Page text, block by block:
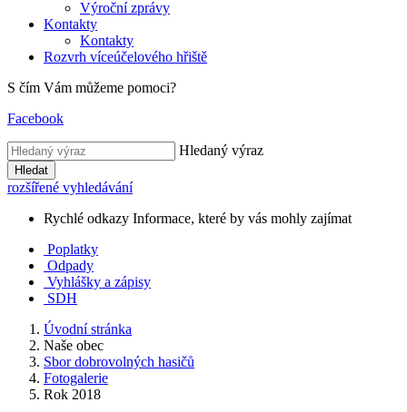
Výroční zprávy
Kontakty
Kontakty
Rozvrh víceúčelového hřiště
S čím Vám můžeme pomoci?
Facebook
Hledaný výraz
Hledat
rozšířené vyhledávání
Rychlé odkazy Informace, které by vás mohly zajímat
Poplatky
Odpady
Vyhlášky a zápisy
SDH
Úvodní stránka
Naše obec
Sbor dobrovolných hasičů
Fotogalerie
Rok 2018